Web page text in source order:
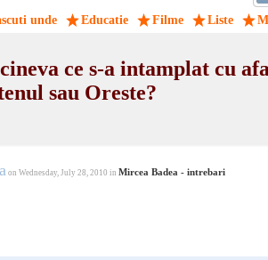
unde Educatie Filme Liste
ce s-a intamplat cu
sau Oreste?
on Wednesday, July 28, 2010 in Mircea Badea - intrebari